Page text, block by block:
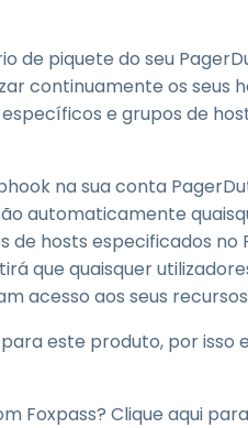
de piquete do seu
continuamente os seus
e grupos de
na sua conta
automaticamente
de hosts especificados
que quaisquer
acesso aos seus
este produto, por isso
Foxpass? Clique aqui